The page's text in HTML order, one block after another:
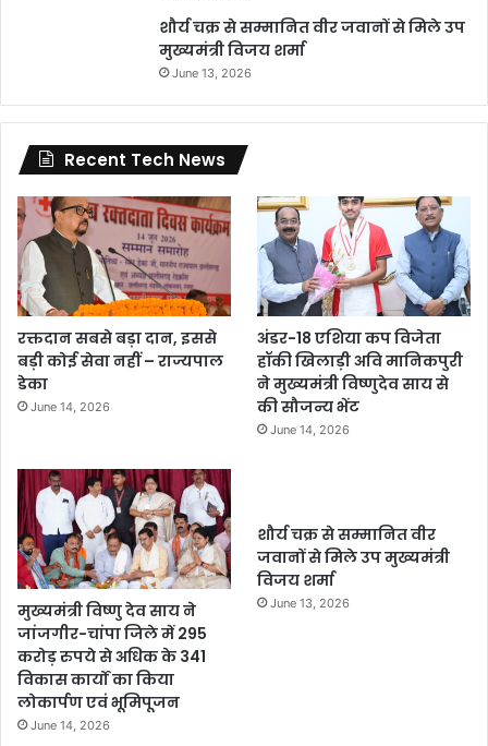
शौर्य चक्र से सम्मानित वीर जवानों से मिले उप
मुख्यमंत्री विजय शर्मा
June 13, 2026
Recent Tech News
रक्तदान सबसे बड़ा दान, इससे
बड़ी कोई सेवा नहीं – राज्यपाल
डेका
June 14, 2026
अंडर-18 एशिया कप विजेता
हॉकी खिलाड़ी अवि मानिकपुरी
ने मुख्यमंत्री विष्णुदेव साय से
की सौजन्य भेंट
June 14, 2026
मुख्यमंत्री विष्णु देव साय ने
जांजगीर-चांपा जिले में 295
करोड़ रुपये से अधिक के 341
विकास कार्यों का किया
लोकार्पण एवं भूमिपूजन
June 14, 2026
शौर्य चक्र से सम्मानित वीर
जवानों से मिले उप मुख्यमंत्री
विजय शर्मा
June 13, 2026